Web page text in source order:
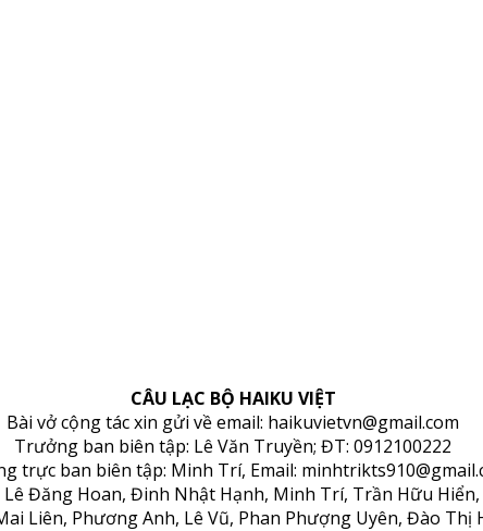
CÂU LẠC BỘ HAIKU VIỆT
Bài vở cộng tác xin gửi về email: haikuvietvn@gmail.com
Trưởng ban biên tập: Lê Văn Truyền; ĐT: 0912100222
trực ban biên tập: Minh Trí, Email:
Đăng Hoan, Đinh Nhật Hạnh, Minh Trí, Trần Hữu
Liên, Phương Anh, Lê Vũ, Phan Phượng Uyên, Đào Thị